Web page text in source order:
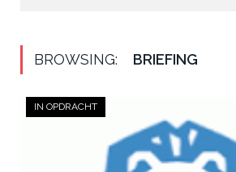
BROWSING: BRIEFING
IN OPDRACHT